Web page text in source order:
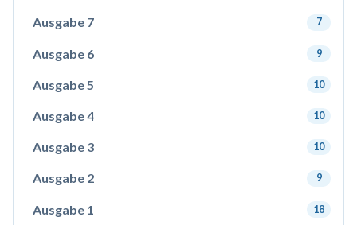
Ausgabe 7 7
Ausgabe 6 9
Ausgabe 5 10
Ausgabe 4 10
Ausgabe 3 10
Ausgabe 2 9
Ausgabe 1 18